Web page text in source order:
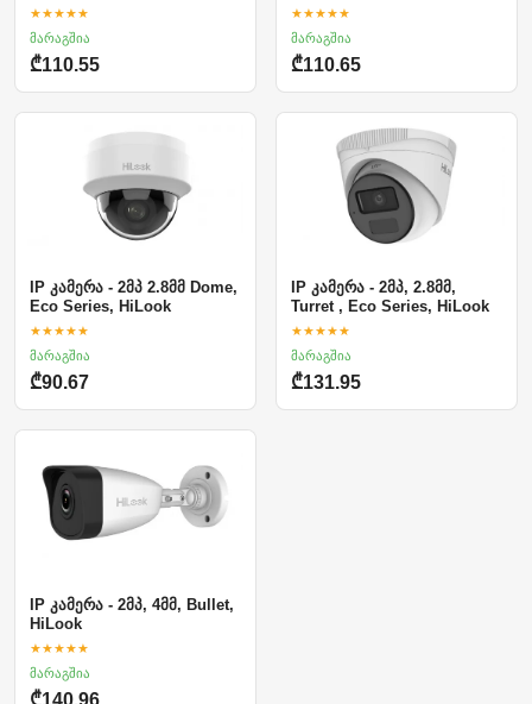
★★★★★
მარაგშია
₾110.55
★★★★★
მარაგშია
₾110.65
IP კამერა - 2მპ 2.8მმ Dome,
Eco Series, HiLook
★★★★★
მარაგშია
₾90.67
IP კამერა - 2მპ, 2.8მმ,
Turret , Eco Series, HiLook
★★★★★
მარაგშია
₾131.95
IP კამერა - 2მპ, 4მმ, Bullet,
HiLook
★★★★★
მარაგშია